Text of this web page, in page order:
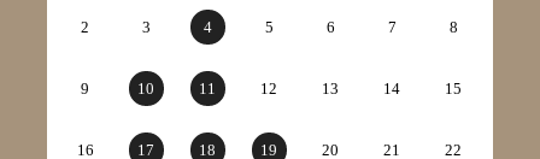
2 3 4 5 6 7 8
9 10 11 12 13 14 15
16 17 18 19 20 21 22